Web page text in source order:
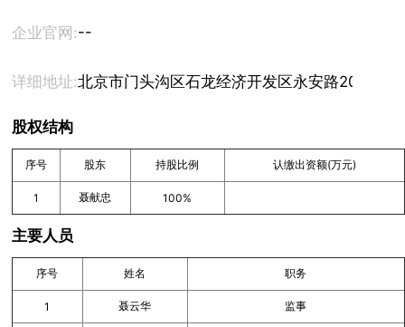
企业官网:--
详细地址:北京市门头沟区石龙经济开发区永安路20号1号
股权结构
序号 股东 持股比例 认缴出资额(万元)
1 聂献忠 100%
主要人员
序号 姓名 职务
1 聂云华 监事